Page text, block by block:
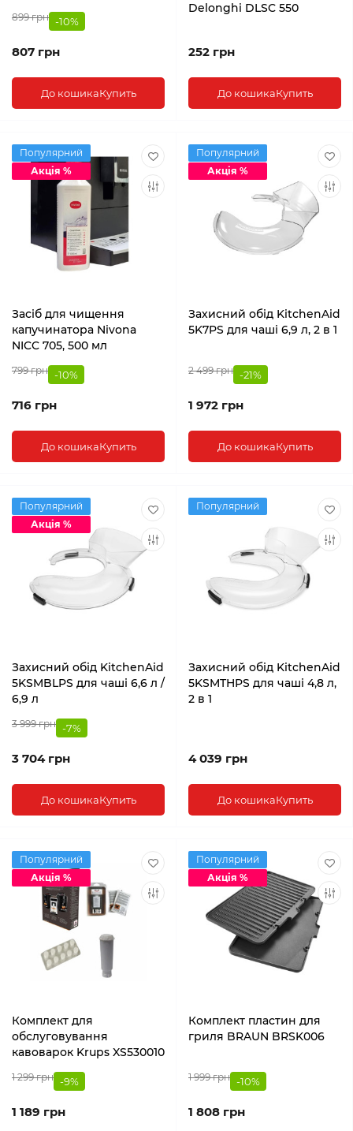
899 грн -10%
807 грн
До кошикаКупить
Delonghi DLSC 550
252 грн
До кошикаКупить
Популярний
Акція %
Засіб для чищення
капучинатора Nivona
NICC 705, 500 мл
799 грн -10%
716 грн
До кошикаКупить
Популярний
Акція %
Захисний обід KitchenAid
5K7PS для чаші 6,9 л, 2 в 1
2 499 грн -21%
1 972 грн
До кошикаКупить
Популярний
Акція %
Захисний обід KitchenAid
5KSMBLPS для чаші 6,6 л /
6,9 л
3 999 грн -7%
3 704 грн
До кошикаКупить
Популярний
Захисний обід KitchenAid
5KSMTHPS для чаші 4,8 л,
2 в 1
4 039 грн
До кошикаКупить
Популярний
Акція %
Комплект для
обслуговування
кавоварок Krups XS530010
1 299 грн -9%
1 189 грн
Популярний
Акція %
Комплект пластин для
гриля BRAUN BRSK006
1 999 грн -10%
1 808 грн